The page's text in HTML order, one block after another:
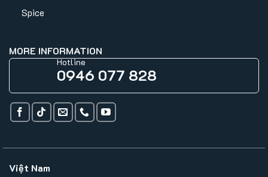
Spice
MORE INFORMATION
Hotline
0946 077 828
Việt Nam